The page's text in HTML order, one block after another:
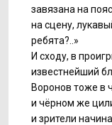
завязана на
на сцену,
ребята?..»
И сходу, в
известнейший
Воронов тоже в
и чёрном же
и зрители